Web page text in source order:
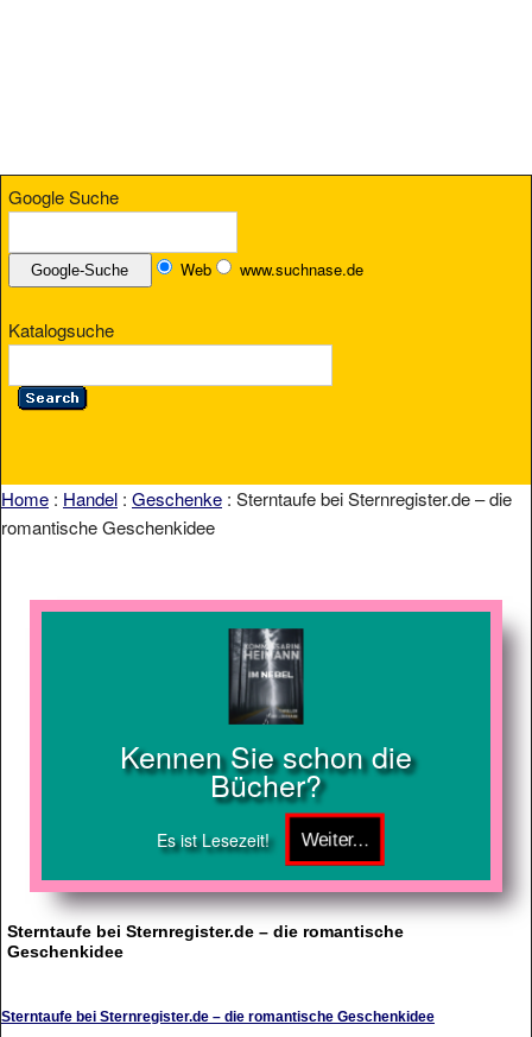
Google Suche
Web www.suchnase.de
Katalogsuche
Home : Handel : Geschenke : Sterntaufe bei Sternregister.de – die
romantische Geschenkidee
Kennen Sie schon die
Bücher?
Es ist Lesezeit!
Sterntaufe bei Sternregister.de – die romantische
Geschenkidee
Sterntaufe bei Sternregister.de – die romantische Geschenkidee